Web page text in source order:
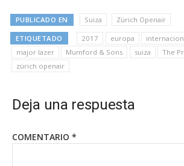
PUBLICADO EN Suiza Zürich Openair
ETIQUETADO 2017 europa
major lazer
Mumford & Sons suiza
The
zürich openair
Deja una respuesta
COMENTARIO *